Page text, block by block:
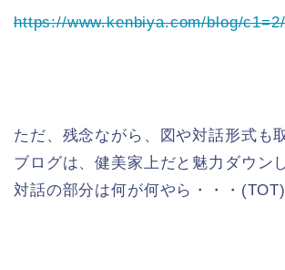
https://www.kenbiya.com/blog/
ただ、残念ながら、図や対話形式も
ブログは、健美家上だと魅力ダウン
対話の部分は何が何やら・・・(TOT)